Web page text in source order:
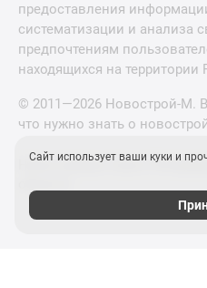
предоставления
систематизации и анализа
предпочтениям
находящихся на
© 2011—2026 Новострой-М.
что нужно знать о
Новостройки Санкт-
Сайт использует ваши куки и